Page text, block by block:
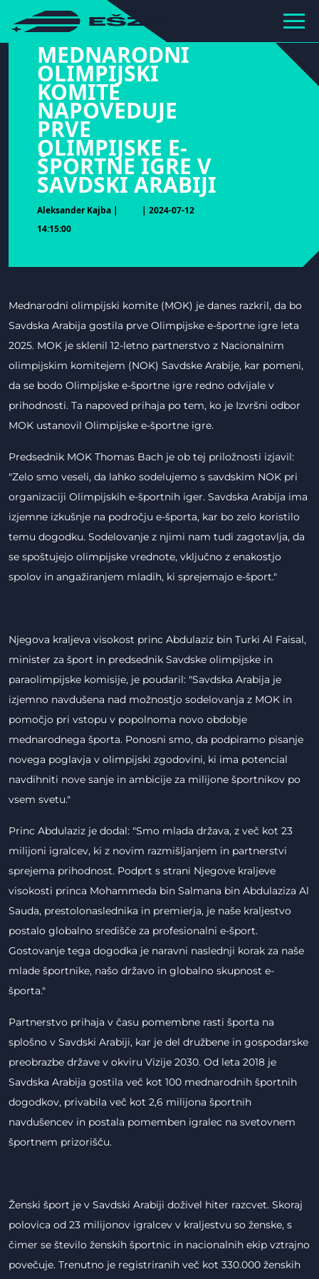
hihiiiiiiiiiii
MEDNARODNI
OLIMPIJSKI
KOMITE
NAPOVEDUJE
PRVE
OLIMPIJSKE E-
ŠPORTNE IGRE V
SAVDSKI ARABIJI
Aleksander Kajba |
| 2024-07-12
14:15:00
Mednarodni olimpijski komite (MOK) je danes razkril, da bo
Savdska Arabija gostila prve Olimpijske e-športne igre leta
2025. MOK je sklenil 12-letno partnerstvo z Nacionalnim
olimpijskim komitejem (NOK) Savdske Arabije, kar pomeni,
da se bodo Olimpijske e-športne igre redno odvijale v
prihodnosti. Ta napoved prihaja po tem, ko je Izvršni odbor
MOK ustanovil Olimpijske e-športne igre.
Predsednik MOK Thomas Bach je ob tej priložnosti izjavil:
"Zelo smo veseli, da lahko sodelujemo s savdskim NOK pri
organizaciji Olimpijskih e-športnih iger. Savdska Arabija ima
izjemne izkušnje na področju e-športa, kar bo zelo koristilo
temu dogodku. Sodelovanje z njimi nam tudi zagotavlja, da
se spoštujejo olimpijske vrednote, vključno z enakostjo
spolov in angažiranjem mladih, ki sprejemajo e-šport."
Njegova kraljeva visokost princ Abdulaziz bin Turki Al Faisal,
minister za šport in predsednik Savdske olimpijske in
paraolimpijske komisije, je poudaril: "Savdska Arabija je
izjemno navdušena nad možnostjo sodelovanja z MOK in
pomočjo pri vstopu v popolnoma novo obdobje
mednarodnega športa. Ponosni smo, da podpiramo pisanje
novega poglavja v olimpijski zgodovini, ki ima potencial
navdihniti nove sanje in ambicije za milijone športnikov po
vsem svetu."
Princ Abdulaziz je dodal: "Smo mlada država, z več kot 23
milijoni igralcev, ki z novim razmišljanjem in partnerstvi
sprejema prihodnost. Podprt s strani Njegove kraljeve
visokosti princa Mohammeda bin Salmana bin Abdulaziza Al
Sauda, prestolonaslednika in premierja, je naše kraljestvo
postalo globalno središče za profesionalni e-šport.
Gostovanje tega dogodka je naravni naslednji korak za naše
mlade športnike, našo državo in globalno skupnost e-
športa."
Partnerstvo prihaja v času pomembne rasti športa na
splošno v Savdski Arabiji, kar je del družbene in gospodarske
preobrazbe države v okviru Vizije 2030. Od leta 2018 je
Savdska Arabija gostila več kot 100 mednarodnih športnih
dogodkov, privabila več kot 2,6 milijona športnih
navdušencev in postala pomemben igralec na svetovnem
športnem prizorišču.
Ženski šport je v Savdski Arabiji doživel hiter razcvet. Skoraj
polovica od 23 milijonov igralcev v kraljestvu so ženske, s
čimer se število ženskih športnic in nacionalnih ekip vztrajno
povečuje. Trenutno je registriranih več kot 330.000 ženskih